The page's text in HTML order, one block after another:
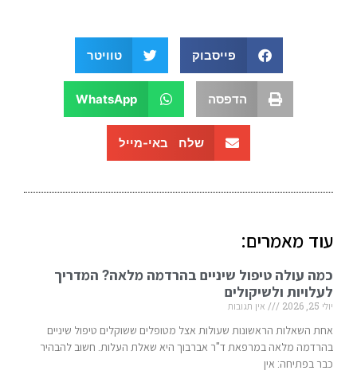
פייסבוק טוויטר
הדפסה WhatsApp
שלח באי-מייל
עוד מאמרים:
כמה עולה טיפול שיניים בהרדמה מלאה? המדריך
לעלויות ולשיקולים
יולי 25, 2026
אין תגובות
אחת השאלות הראשונות שעולות אצל מטופלים ששוקלים טיפול שיניים
בהרדמה מלאה במרפאת ד"ר אברבוך היא שאלת העלות. חשוב להבהיר
כבר בפתיחה: אין